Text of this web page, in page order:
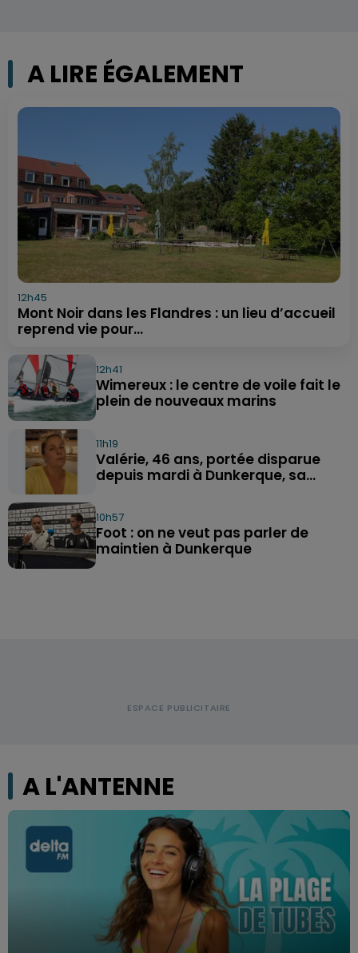
A LIRE ÉGALEMENT
12h45
Mont Noir dans les Flandres : un lieu d’accueil
reprend vie pour...
12h41
Wimereux : le centre de voile fait le
plein de nouveaux marins
11h19
Valérie, 46 ans, portée disparue
depuis mardi à Dunkerque, sa...
10h57
Foot : on ne veut pas parler de
maintien à Dunkerque
A L'ANTENNE